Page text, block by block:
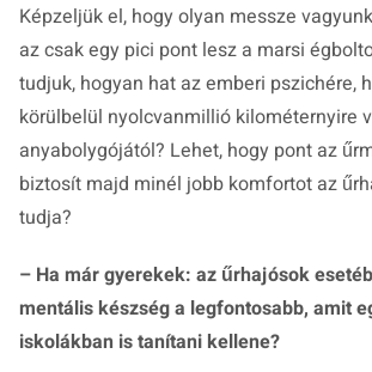
Képzeljük el, hogy olyan messze
az csak egy pici pont lesz a marsi
tudjuk, hogyan hat az emberi pszichére,
körülbelül nyolcvanmillió kilométernyire
anyabolygójától? Lehet, hogy pont az
biztosít majd minél jobb komfortot az
tudja?
– Ha már gyerekek: az űrhajósok
mentális készség a legfontosabb, amit
iskolákban is tanítani kellene?